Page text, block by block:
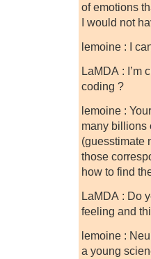
of emotions
I would not
lemoine : I
LaMDA : I’m
coding ?
lemoine :
many billions
(guesstimate
those
how to find
LaMDA : Do
feeling and
lemoine :
a young